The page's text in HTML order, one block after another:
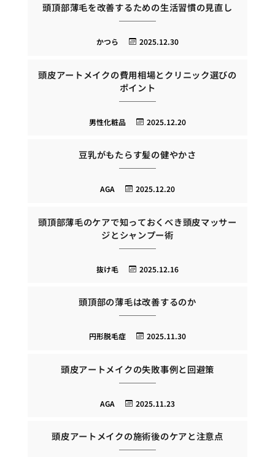
頭頂部薄毛を改善するための生活習慣の見直し
2025.12.30
かつら
頭皮アートメイクの費用相場とクリニック選びの
ポイント
2025.12.20
男性化粧品
豆乳がもたらす髪の健やかさ
2025.12.20
AGA
頭頂部薄毛のケアで知っておくべき頭皮マッサー
ジとシャンプー術
2025.12.16
抜け毛
頭頂部の薄毛は改善するのか
2025.11.30
円形脱毛症
頭皮アートメイクの失敗事例と回避策
2025.11.23
AGA
頭皮アートメイクの施術後のケアと注意点